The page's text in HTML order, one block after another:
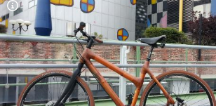
Copyright-Hinweis öffnen/schließen